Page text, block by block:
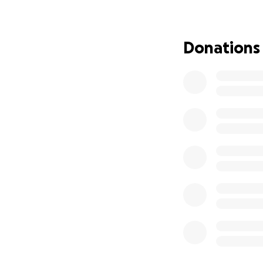
Comida y
Transporte y citas
Donations